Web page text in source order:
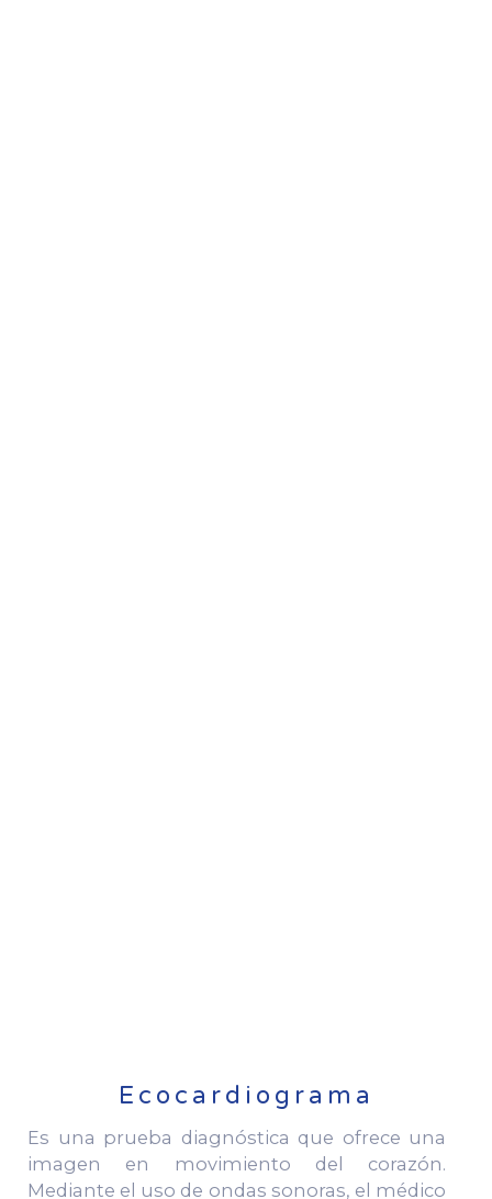
Ecocardiograma
Es una prueba diagnóstica que ofrece una
imagen en movimiento del corazón.
Mediante el uso de ondas sonoras, el médico